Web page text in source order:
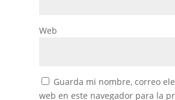
Web
Guarda mi nombre, correo
web en este navegador para la